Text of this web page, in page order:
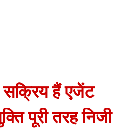
हैं एजेंट
पूरी तरह निजी